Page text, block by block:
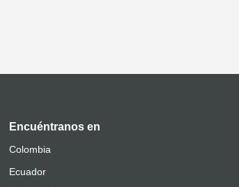
Encuéntranos en
Colombia
Ecuador